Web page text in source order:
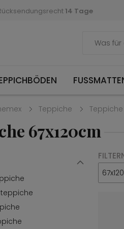
14 Tage
FUSSMATTEN
Teppiche Teppiche
67x120cm